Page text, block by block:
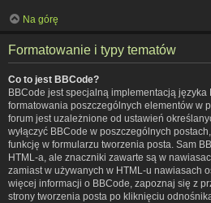
Na górę
Formatowanie i typy tematów
Co to jest BBCode?
BBCode jest specjalną implementacją
formatowania poszczególnych elementów w
forum jest uzależnione od ustawień
wyłączyć BBCode w poszczególnych
funkcję w formularzu tworzenia posta. Sam
HTML-a, ale znaczniki zawarte są w
zamiast w używanych w HTML-u nawiasach
więcej informacji o BBCode, zapoznaj się z
strony tworzenia posta po kliknięciu